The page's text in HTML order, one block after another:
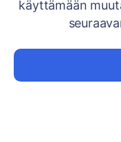
käyttämään